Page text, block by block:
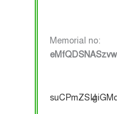
Memorial no: